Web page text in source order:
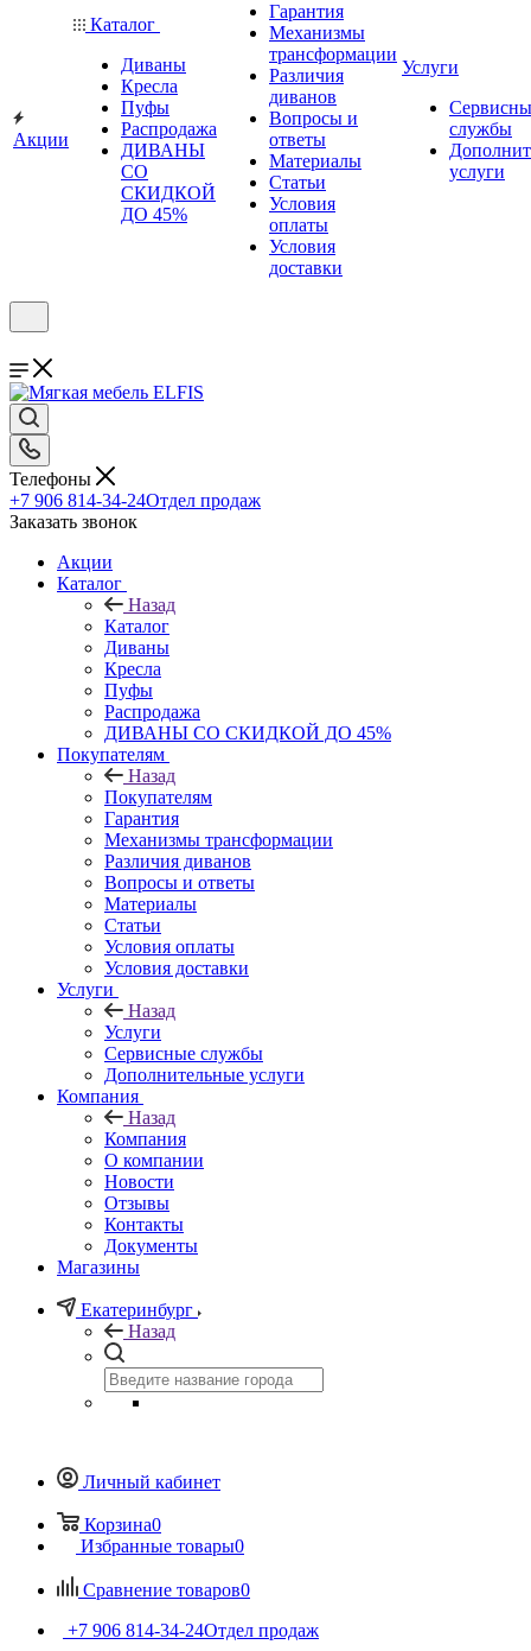
Акции
Каталог
Диваны
Кресла
Пуфы
Распродажа
ДИВАНЫ
СО
СКИДКОЙ
ДО 45%
Гарантия
Механизмы
трансформации
Различия
диванов
Вопросы и
ответы
Материалы
Статьи
Условия
оплаты
Условия
доставки
Услуги
службы
услуги
Телефоны
+7 906 814-34-24Отдел продаж
Заказать звонок
Акции
Каталог
Назад
Каталог
Диваны
Кресла
Пуфы
Распродажа
ДИВАНЫ СО СКИДКОЙ ДО 45%
Покупателям
Назад
Покупателям
Гарантия
Механизмы трансформации
Различия диванов
Вопросы и ответы
Материалы
Статьи
Условия оплаты
Условия доставки
Услуги
Назад
Услуги
Сервисные службы
Дополнительные услуги
Компания
Назад
Компания
О компании
Новости
Отзывы
Контакты
Документы
Магазины
Екатеринбург
Назад
Личный кабинет
Корзина0
Избранные товары0
Сравнение товаров0
+7 906 814-34-24Отдел продаж